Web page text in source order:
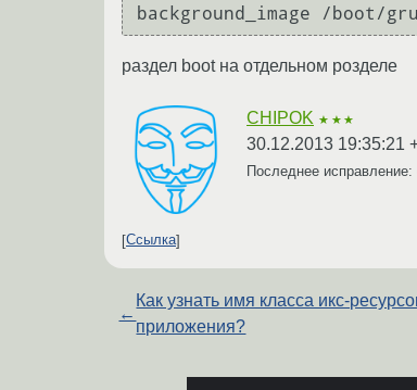
раздел boot на отдельном розделе
CHIPOK ★★★
30.12.2013 19:35:21
Последнее
Ссылка
←
Как узнать имя класса икс-
приложения?